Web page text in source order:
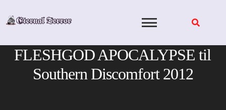
FLESHGOD APOCALYPSE til
Southern Discomfort 2012